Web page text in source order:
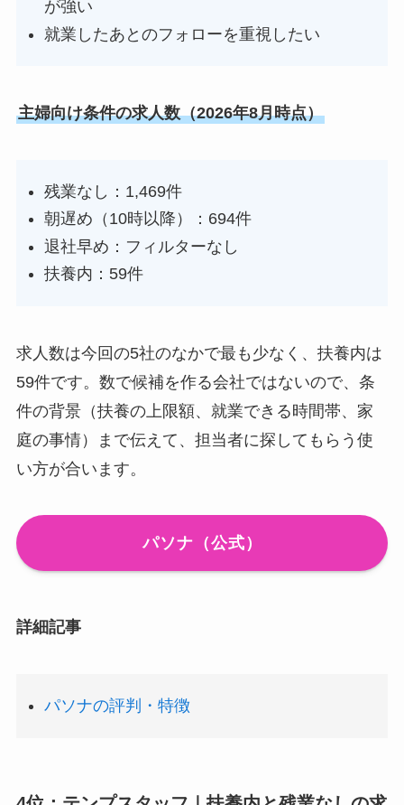
が強い
就業したあとのフォローを重視したい
主婦向け条件の求人数（2026年8月時点）
残業なし：1,469件
朝遅め（10時以降）：694件
退社早め：フィルターなし
扶養内：59件
求人数は今回の5社のなかで最も少なく、扶養内は
59件です。数で候補を作る会社ではないので、条
件の背景（扶養の上限額、就業できる時間帯、家
庭の事情）まで伝えて、担当者に探してもらう使
い方が合います。
パソナ（公式）
詳細記事
パソナの評判・特徴